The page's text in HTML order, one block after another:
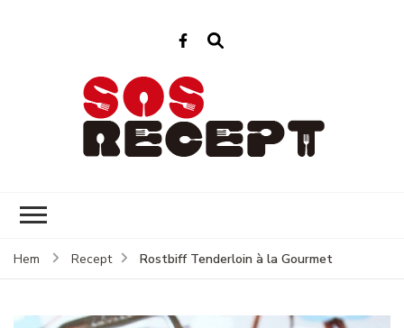
Hem Recept Rostbiff Tenderloin à la Gourmet